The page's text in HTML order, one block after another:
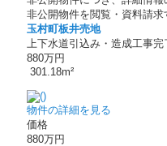
非公開物件を閲覧・資料請
玉村町板井売地
上下水道引込み・造成工事
880万円
301.18m²
物件の詳細を見る
価格
880万円